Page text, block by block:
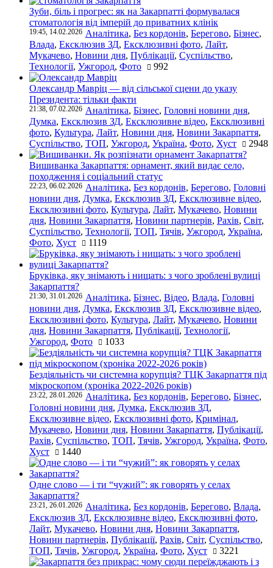
Зуби, біль і прогрес: як на Закарпатті формувалася
стоматологія від імперій до приватних клінік
19:45, 14.02.2026 Аналітика, Без кордонів, Берегово, Бізнес,
Влада, Ексклюзив ЗД, Ексклюзивні фото, Лайт,
Мукачево, Новини дня, Публікації, Суспільство,
Технології, Ужгород, Фото 992
Олександр Мавріц — від сільської сцени до указу
Президента: тільки факти
21:38, 07.02.2026 Аналітика, Бізнес, Головні новини дня,
Думка, Ексклюзив ЗД, Ексклюзивне відео, Ексклюзивні
фото, Культура, Лайт, Новини дня, Новини Закарпаття,
Суспільство, ТОП, Ужгород, Україна, Фото, Хуст 2948
Вишиванка Закарпаття: орнамент, який видає село,
походження і соціальний статус
22:23, 06.02.2026 Аналітика, Без кордонів, Берегово, Головні
новини дня, Думка, Ексклюзив ЗД, Ексклюзивне відео,
Ексклюзивні фото, Культура, Лайт, Мукачево, Новини
дня, Новини Закарпаття, Новини партнерів, Рахів, Світ,
Суспільство, Технології, ТОП, Тячів, Ужгород, Україна,
Фото, Хуст 1119
Бруківка, яку знімають і нищать: з чого зроблені вулиці
Закарпаття?
21:30, 31.01.2026 Аналітика, Бізнес, Відео, Влада, Головні
новини дня, Думка, Ексклюзив ЗД, Ексклюзивне відео,
Ексклюзивні фото, Культура, Лайт, Мукачево, Новини
дня, Новини Закарпаття, Публікації, Технології,
Ужгород, Фото 1033
Бездіяльність чи системна корупція? ТЦК Закарпаття під
мікроскопом (хроніка 2022-2026 років)
23:22, 28.01.2026 Аналітика, Без кордонів, Берегово, Бізнес,
Головні новини дня, Думка, Ексклюзив ЗД,
Ексклюзивне відео, Ексклюзивні фото, Кримінал,
Мукачево, Новини дня, Новини Закарпаття, Публікації,
Рахів, Суспільство, ТОП, Тячів, Ужгород, Україна, Фото,
Хуст
1440
Одне слово — і ти “чужий”: як говорять у селах
Закарпаття?
23:21, 26.01.2026 Аналітика, Без кордонів, Берегово, Влада,
Ексклюзив ЗД, Ексклюзивне відео, Ексклюзивні фото,
Лайт, Мукачево, Новини дня, Новини Закарпаття,
Новини партнерів, Публікації, Рахів, Світ, Суспільство,
ТОП, Тячів, Ужгород, Україна, Фото, Хуст 3221